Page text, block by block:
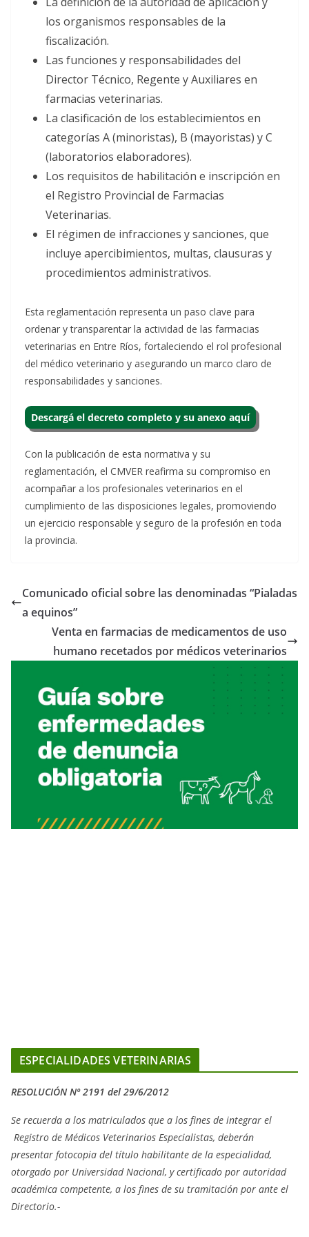
los organismos responsables de la
fiscalización.
Las funciones y responsabilidades del
Director Técnico, Regente y Auxiliares en
farmacias veterinarias.
La clasificación de los establecimientos en
categorías A (minoristas), B (mayoristas) y C
(laboratorios elaboradores).
Los requisitos de habilitación e inscripción en
el Registro Provincial de Farmacias
Veterinarias.
El régimen de infracciones y sanciones, que
incluye apercibimientos, multas, clausuras y
procedimientos administrativos.
Esta reglamentación representa un paso clave para
ordenar y transparentar la actividad de las farmacias
veterinarias en Entre Ríos, fortaleciendo el rol profesional
del médico veterinario y asegurando un marco claro de
responsabilidades y sanciones.
Descargá el decreto completo y su anexo aquí
Con la publicación de esta normativa y su
reglamentación, el CMVER reafirma su compromiso en
acompañar a los profesionales veterinarios en el
cumplimiento de las disposiciones legales, promoviendo
un ejercicio responsable y seguro de la profesión en toda
la provincia.
Comunicado oficial sobre las denominadas “Pialadas
a equinos”
Venta en farmacias de medicamentos de uso
humano recetados por médicos veterinarios
ESPECIALIDADES VETERINARIAS
RESOLUCIÓN Nº 2191 del 29/6/2012
Se recuerda a los matriculados que a los fines de integrar el
Registro de Médicos Veterinarios Especialistas, deberán
presentar fotocopia del título habilitante de la especialidad,
otorgado por Universidad Nacional, ycertificado por autoridad
académica competente, a los fines de su tramitación por ante el
Directorio.-